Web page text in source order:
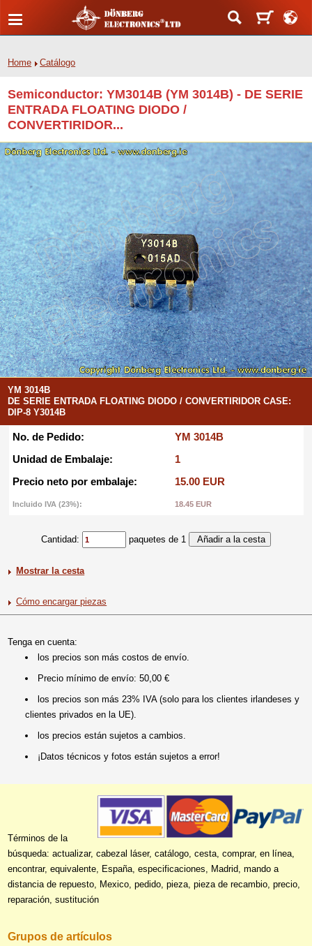
Home Catálogo
Semiconductor: YM3014B (YM 3014B) - DE SERIE
ENTRADA FLOATING DIODO /
CONVERTIRIDOR...
YM 3014B
DE SERIE ENTRADA FLOATING DIODO / CONVERTIRIDOR CASE:
DIP-8 Y3014B
No. de Pedido:
YM 3014B
Unidad de Embalaje:
1
Precio neto por embalaje:
15.00 EUR
Incluido IVA (23%): 18.45 EUR
Cantidad: paquetes de 1
Mostrar la cesta
Cómo encargar piezas
Tenga en cuenta:
los precios son más costos de envío.
Precio mínimo de envío: 50,00 €
los precios son más 23% IVA (solo para los clientes irlandeses y
clientes privados en la UE).
los precios están sujetos a cambios.
¡Datos técnicos y fotos están sujetos a error!
Términos de la
búsqueda: actualizar, cabezal láser, catálogo, cesta, comprar, en línea,
encontrar, equivalente, España, especificaciones, Madrid, mando a
distancia de repuesto, Mexico, pedido, pieza, pieza de recambio, precio,
reparación, sustitución
Grupos de artículos